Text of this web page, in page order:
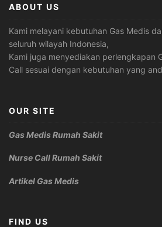
ABOUT US
Kami melayani kebutuhan Gas Medis
seluruh wilayah Indonesia,
Kami juga menyediakan perlengkapan
Call sesuai dengan kebutuhan yang
OUR SITE
Gas Medis Rumah Sakit
Nurse Call Rumah Sakit
Artikel Gas Medis
FIND US